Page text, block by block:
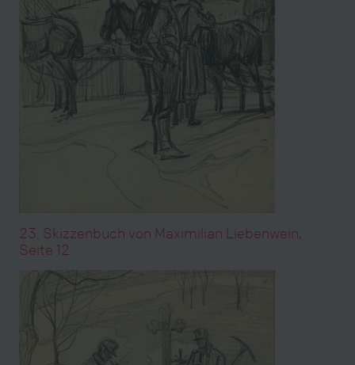
23. Skizzenbuch von Maximilian Liebenwein,
Seite 12